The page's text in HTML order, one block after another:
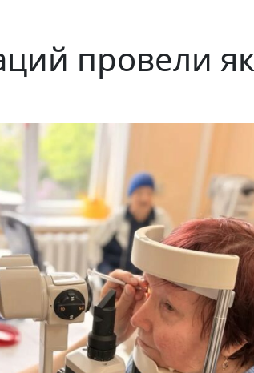
провели